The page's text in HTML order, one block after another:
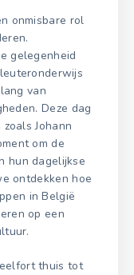
onmisbare rol
gelegenheid
van
Deze dag
Johann
om de
hun dagelijkse
ontdekken hoe
in België
op een
thuis tot